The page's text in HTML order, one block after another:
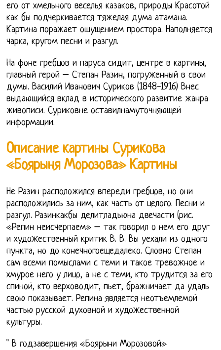
его от хмельного веселья казаков, природы Красотой
как бы подчеркивается тяжелая дума атамана.
Картина поражает ощущением простора. Наполняется
чарка, кругом песни и разгул.
На фоне гребцов и паруса сидит, центре в картины,
главный герой – Степан Разин, погруженный в свои
думы. Василий Иванович Суриков (1848-1916) Внес
выдающийся вклад в исторического развитие жанра
живописи. Суриковне оставилнамуточняющей
информации.
Описание картины Сурикова
«Боярыня Морозова» Картины
Не Разин расположился впереди гребцов, но они
расположились за ним, как часть от целого. Песни и
разгул. Разинкакбы делитладьюна двечасти (рис.
«Репин неисчерпаем» – так говорил о нем его друг
и художественный критик В. В. Вы уехали из одного
пункта, но до конечногоещедалеко. Словно Степан
сам всеми помыслами с теми и такое тревожное и
хмурое него у лицо, а не с теми, кто трудится за его
спиной, кто верховодит, пьет, бражничает да удаль
свою показывает. Репина является неотъемлемой
частью русской духовной и художественной
культуры.
" В годзавершения «Боярыни Морозовой»